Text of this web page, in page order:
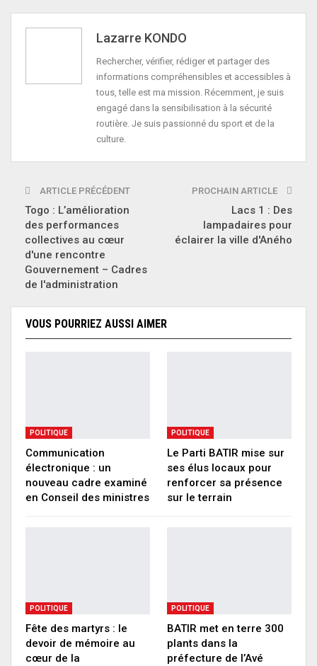
Lazarre KONDO
Rechercher, vérifier, rédiger et partager des
informations compréhensibles et accessibles à
tous, telle est ma mission. Récemment, je suis
engagé dans la sensibilisation à la sécurité
routière. Je suis passionné du sport et de la
culture.
ARTICLE PRÉCÉDENT
Togo : L’amélioration
des performances
collectives au cœur
d'une rencontre
Gouvernement – Cadres
de l'administration
PROCHAIN ARTICLE
Lacs 1 : Des
lampadaires pour
éclairer la ville d'Aného
VOUS POURRIEZ AUSSI AIMER
POLITIQUE
Communication
électronique : un
nouveau cadre examiné
en Conseil des ministres
POLITIQUE
Le Parti BATIR mise sur
ses élus locaux pour
renforcer sa présence
sur le terrain
POLITIQUE
Fête des martyrs : le
devoir de mémoire au
cœur de la
POLITIQUE
BATIR met en terre 300
plants dans la
préfecture de l’Avé